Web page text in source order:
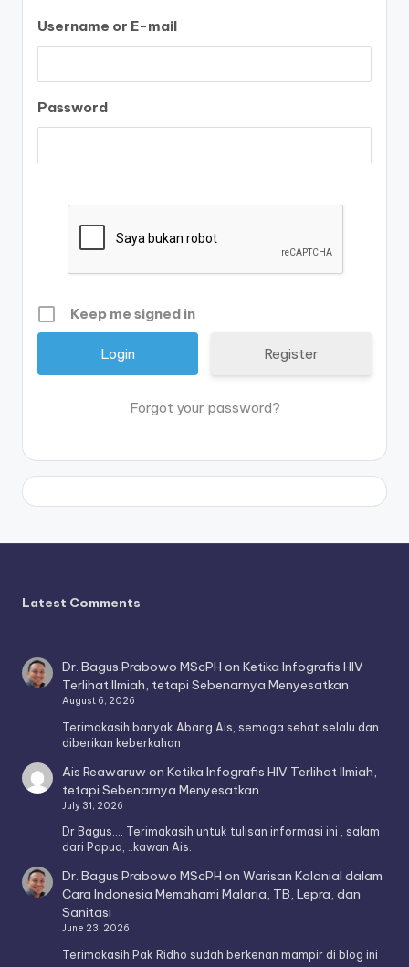
Username or E-mail
Password
Keep me signed in
Register
Forgot your password?
Latest Comments
Dr. Bagus Prabowo MScPH onKetika Infografis HIV
Terlihat Ilmiah, tetapi Sebenarnya Menyesatkan
August 6, 2026
Terimakasih banyak Abang Ais, semoga sehat selalu dan
diberikan keberkahan
Ais ReawaruwonKetika Infografis HIV Terlihat Ilmiah,
tetapi Sebenarnya Menyesatkan
July 31, 2026
Dr Bagus.... Terimakasih untuk tulisan informasi ini , salam
dari Papua, ..kawan Ais.
Dr. Bagus Prabowo MScPH onWarisan Kolonial dalam
Cara Indonesia Memahami Malaria, TB, Lepra, dan
Sanitasi
June 23, 2026
Terimakasih Pak Ridho sudah berkenan mampir di blog ini